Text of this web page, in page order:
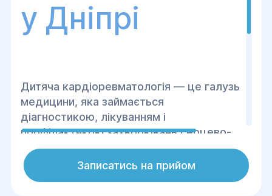
у Дніпрі
Дитяча кардіоревматологія — це галузь
медицини, яка займається
діагностикою, лікуванням і
профілактикою захворювань серцево-
судинної та сполучної систем у дітей.
Вона поєднує аспекти кардіології та
ревматології, зосереджуючись на
Записатись на прийом